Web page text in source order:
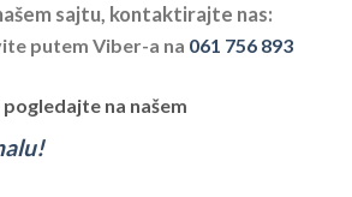
sajtu, kontaktirajte nas:
putem Viber-a na 061 756 893
na našem